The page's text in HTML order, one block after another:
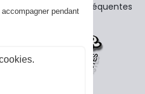
FAQ - Questions Fréquentes